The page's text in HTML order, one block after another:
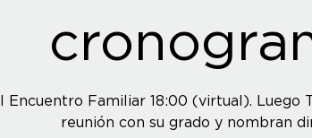
I Encuentro Familiar 18:00 (virtual). Luego
reunión con su grado y nombran